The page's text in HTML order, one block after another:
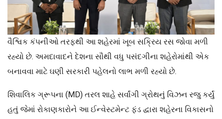
વૈશ્વિક કંપનીઓ તરફથી આ શહેરમાં ખૂબ સક્રિય રસ જોવા મળી
રહ્યો છે. અમદાવાદને દેશના સૌથી વધુ પસંદગીના શહેરોમાંથી એક
બનાવવા માટે ઘણી સરકારી પહેલનો લાભ મળી રહ્યો છે.
શિવાલિક ગ્રૂપના (MD) તરલ શાહે સર્વાંગી ગ્રોથનું વિઝન રજુ કર્યું
હતું જેમાં રોકાણકારોને આ ઈન્વેસ્ટમેન્ટ ફંડ દ્વારા શહેરના વિકાસનો